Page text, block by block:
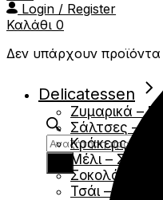
Products
search
Login / Register
Καλάθι 0
Δεν υπάρχουν προϊόντα
Delicatessen
Ζυμαρικά –
Σάλτσες –
Κράκερς-
Μέλι –
Σοκολάτες
Τσάι – Βότανα